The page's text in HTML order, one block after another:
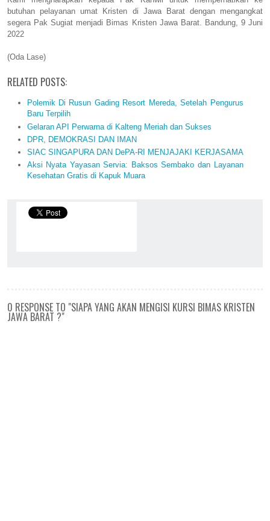
butuhan pelayanan umat Kristen di Jawa Barat dengan mengangkat
segera Pak Sugiat menjadi Bimas Kristen Jawa Barat. Bandung, 9 Juni
2022
(Oda Lase)
RELATED POSTS:
Polemik Di Rusun Gading Resort Mereda, Setelah Pengurus
Baru Terpilih
Gelaran API Perwarna di Kalteng Meriah dan Sukses
DPR, DEMOKRASI DAN IMAN
SIAC SINGAPURA DAN DePA-RI MENJAJAKI KERJASAMA
Aksi Nyata Yayasan Servia: Baksos Sembako dan Layanan
Kesehatan Gratis di Kapuk Muara
0 RESPONSE TO "SIAPA YANG AKAN MENGISI KURSI BIMAS KRISTEN
JAWA BARAT ?"